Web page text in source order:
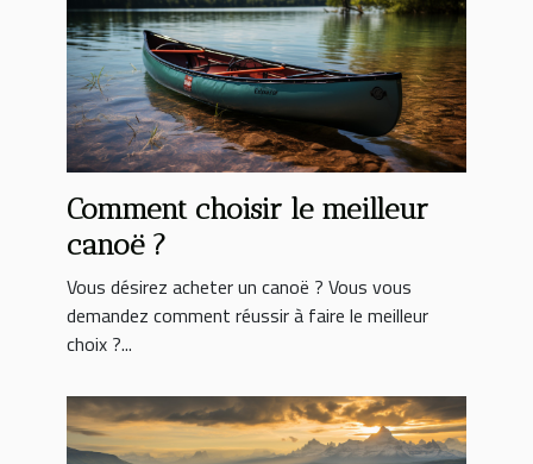
Comment choisir le meilleur
canoë ?
Vous désirez acheter un canoë ? Vous vous
demandez comment réussir à faire le meilleur
choix ?...